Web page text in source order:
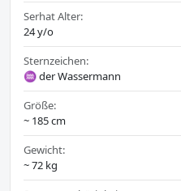
Serhat Alter:
24 y/o
Sternzeichen:
♒ der Wassermann
Größe:
~ 185 cm
Gewicht:
~ 72 kg